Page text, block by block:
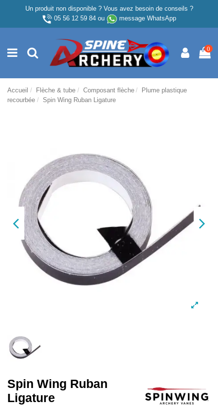
Un produit non disponible ? Vous avez besoin de conseils ?
05 56 12 59 84ou message WhatsApp
0
Accueil Flèche & tube Composant flèche
Plume plastique
recourbée
Spin Wing Ruban Ligature
Spin Wing Ruban
Ligature